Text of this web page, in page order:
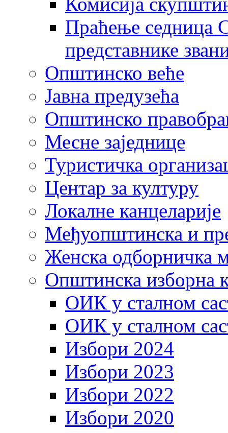
Праћење седница
представнике
Општинско веће
Јавна предузећа
Општинско
Месне заједнице
Туристичка
Центaр за културу
Локалне канцеларије
Међуопштинска и
Женска одборничка
Општинска изборна
ОИК у сталном
ОИК у сталном
Избори 2024
Избори 2023
Избори 2022
Избори 2020